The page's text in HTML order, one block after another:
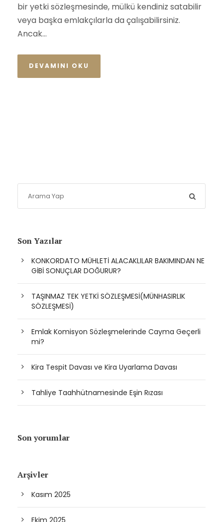
bir yetki sözleşmesinde, mülkü kendiniz satabilir
veya başka emlakçılarla da çalışabilirsiniz.
Ancak...
DEVAMINI OKU
Son Yazılar
KONKORDATO MÜHLETİ ALACAKLILAR BAKIMINDAN NE
GİBİ SONUÇLAR DOĞURUR?
TAŞINMAZ TEK YETKİ SÖZLEŞMESİ(MÜNHASIRLIK
SÖZLEŞMESİ)
Emlak Komisyon Sözleşmelerinde Cayma Geçerli
mi?
Kira Tespit Davası ve Kira Uyarlama Davası
Tahliye Taahhütnamesinde Eşin Rızası
Son yorumlar
Arşivler
Kasım 2025